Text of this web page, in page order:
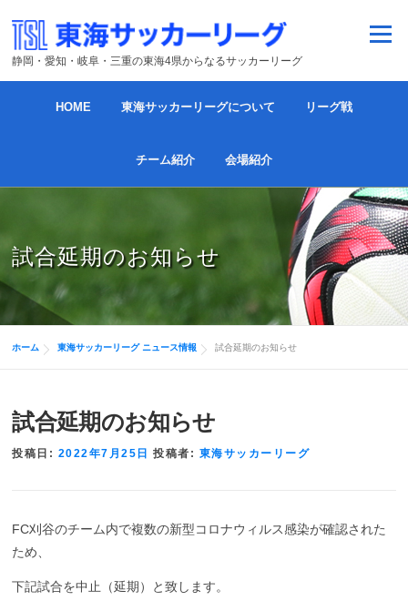
静岡・愛知・岐阜・三重の東海4県からなるサッカーリーグ
メニュー
HOME 東海サッカーリーグについて リーグ戦
チーム紹介 会場紹介
試合延期のお知らせ
ホーム 東海サッカーリーグ ニュース情報 試合延期のお知らせ
試合延期のお知らせ
投稿日: 2022年7月25日 投稿者: 東海サッカーリーグ
FC刈谷のチーム内で複数の新型コロナウィルス感染が確認された
ため、
下記試合を中止（延期）と致します。